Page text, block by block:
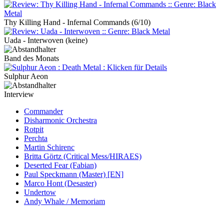
Thy Killing Hand - Infernal Commands (6/10)
Uada - Interwoven (keine)
Band des Monats
Sulphur Aeon
Interview
Commander
Disharmonic Orchestra
Rotpit
Perchta
Martin Schirenc
Britta Görtz (Critical Mess/HIRAES)
Deserted Fear (Fabian)
Paul Speckmann (Master) [EN]
Marco Hont (Desaster)
Undertow
Andy Whale / Memoriam